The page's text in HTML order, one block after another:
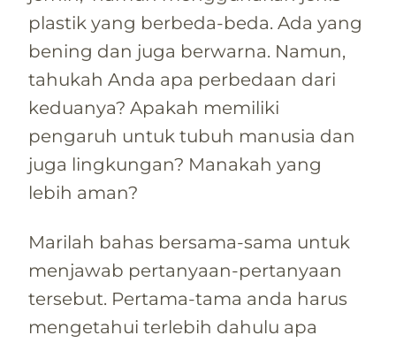
plastik yang berbeda-beda. Ada yang
bening dan juga berwarna. Namun,
tahukah Anda apa perbedaan dari
keduanya? Apakah memiliki
pengaruh untuk tubuh manusia dan
juga lingkungan? Manakah yang
lebih aman?
Marilah bahas bersama-sama untuk
menjawab pertanyaan-pertanyaan
tersebut. Pertama-tama anda harus
mengetahui terlebih dahulu apa